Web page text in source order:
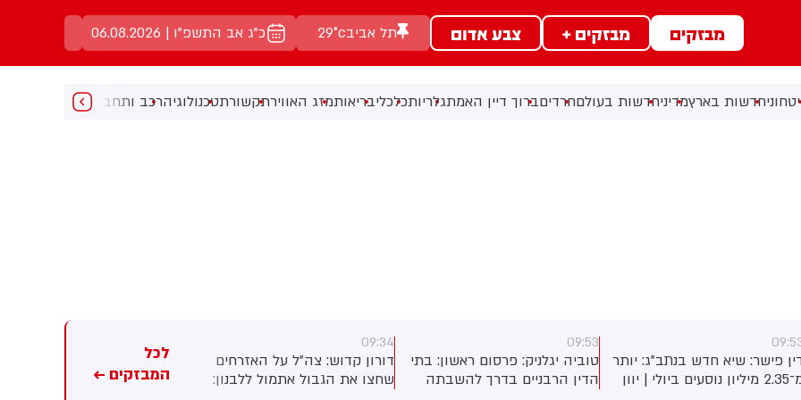
מבזקים מבזקים + צבע אדום תל אביב29°c כ"ג אב התשפ"ו | 06.08.2026
חדשות בארץמדיניחדשות בעולםחרדיםברוך דיין האמתגלריותכלכליבריאותמזג האווירתקשורתטכנולוגיהרכב ותחבורהמעניין
פישר: שיא חדש בנתב"ג: יותר
מ־2.35 מיליון נוסעים ביולי | יוון
09:53
טוביה יגלניק: פרסום ראשון: בתי
הדין הרבניים בדרך להשבתה
09:34
דורון קדוש: צה״ל על האזרחים
שחצו את הגבול אתמול ללבנון:
ההתרעות ביישומון פיקוד
לכל
המבזקים ←